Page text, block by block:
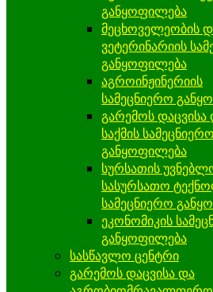
განყოფილება
მეცხოველეობის
ვეტერინარიის
განყოფილება
აგროინჟინერიის
სამეცნიერო
გარემოს დაცვისა
საქმის სამეცნიერო
განყოფილება
სურსათის
სასურსათო
სამეცნიერო
ეკონომიკის
განყოფილება
სასწავლო ცენტრი
გარემოს დაცვისა და